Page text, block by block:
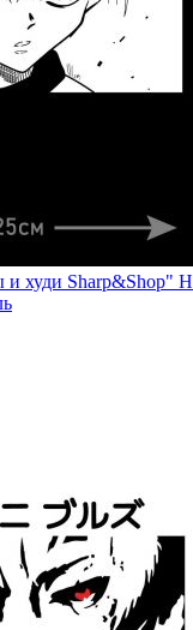
худи Sharp&Shop"